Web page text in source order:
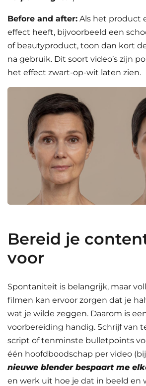
Before and after: Als het product
effect heeft, bijvoorbeeld een
of beautyproduct, toon dan kort
na gebruik. Dit soort video’s zijn
het effect zwart-op-wit laten zien.
Bereid je
voor
Spontaniteit is belangrijk, maar
filmen kan ervoor zorgen dat je
wat je wilde zeggen. Daarom is
voorbereiding handig. Schrijf van
script of tenminste bulletpoints
één hoofdboodschap per video
nieuwe blender bespaart me
en werk uit hoe je dat in beeld en